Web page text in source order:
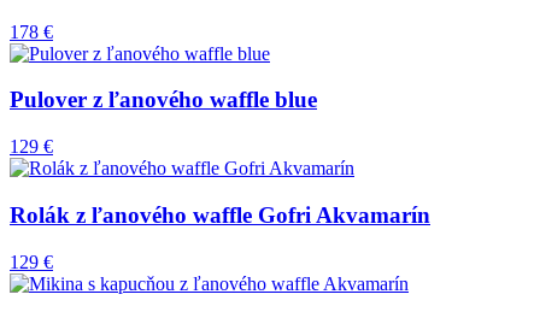
178 €
Pulover z ľanového waffle blue
129 €
Rolák z ľanového waffle Gofri Akvamarín
129 €